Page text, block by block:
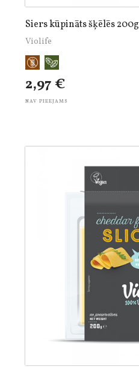
Siers kūpināts šķēlēs 200g
Violife
2,97 €
NAV PIEEJAMS